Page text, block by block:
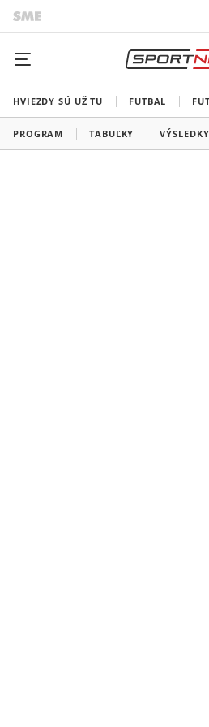
HVIEZDY SÚ UŽ TU FUTBAL
PROGRAM TABUĽKY VÝSLEDKY